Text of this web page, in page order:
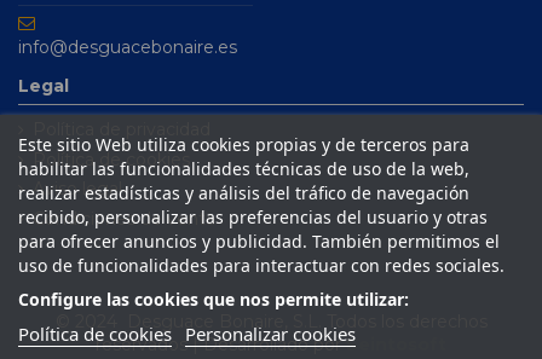
info@desguacebonaire.es
Legal
Política de cookies
Aviso legal
Condiciones de venta
Este sitio Web utiliza cookies propias y de terceros para
habilitar las funcionalidades técnicas de uso de la web,
realizar estadísticas y análisis del tráfico de navegación
recibido, personalizar las preferencias del usuario y otras
para ofrecer anuncios y publicidad. También permitimos el
uso de funcionalidades para interactuar con redes sociales.
Configure las cookies que nos permite utilizar:
Política de cookies Personalizar cookies
reservados | Desarrollado porSeintosoft